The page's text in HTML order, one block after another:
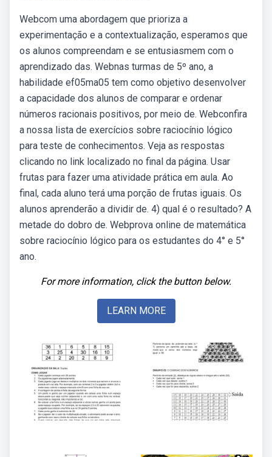
Webcom uma abordagem que prioriza a
experimentação e a contextualização, esperamos que
os alunos compreendam e se entusiasmem com o
aprendizado das. Webnas turmas de 5º ano, a
habilidade ef05ma05 tem como objetivo desenvolver
a capacidade dos alunos de comparar e ordenar
números racionais positivos, por meio de. Webconfira
a nossa lista de exercícios sobre raciocínio lógico
para teste de conhecimentos. Veja as respostas
clicando no link localizado no final da página. Usar
frutas para fazer uma atividade prática em aula. Ao
final, cada aluno terá uma porção de frutas iguais. Os
alunos aprenderão a dividir de. 4) qual é o resultado? A
metade do dobro de. Webprova online de matemática
sobre raciocínio lógico para os estudantes do 4° e 5°
ano.
For more information, click the button below.
LEARN MORE